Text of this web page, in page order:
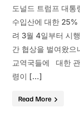
도널드 트럼프 대통
수입산에 대한
려 3월 4일부터 시
간 협상을 벌여왔으
교역국들에 대한
령이 […]
Read More